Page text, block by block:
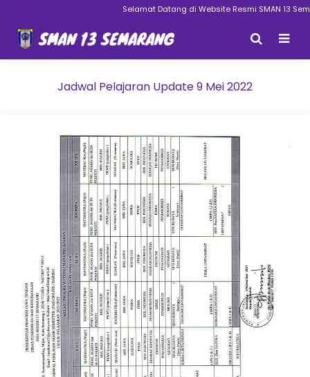
Selamat Datang di Website Resmi SMAN 13
Jadwal Pelajaran Update 9 Mei 2022